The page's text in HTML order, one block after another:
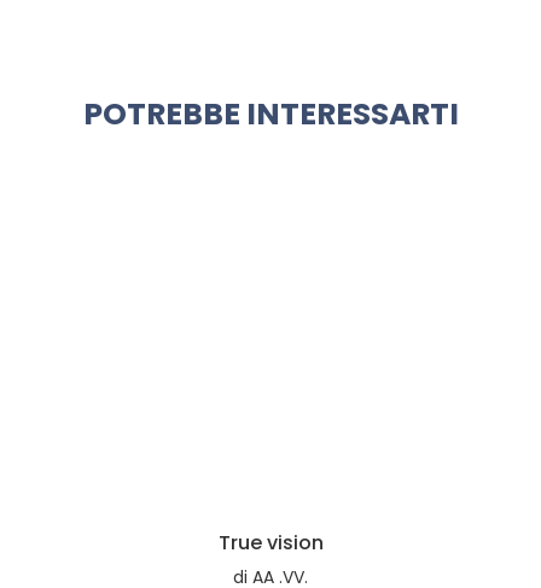
POTREBBE INTERESSARTI
True vision
di AA .VV.